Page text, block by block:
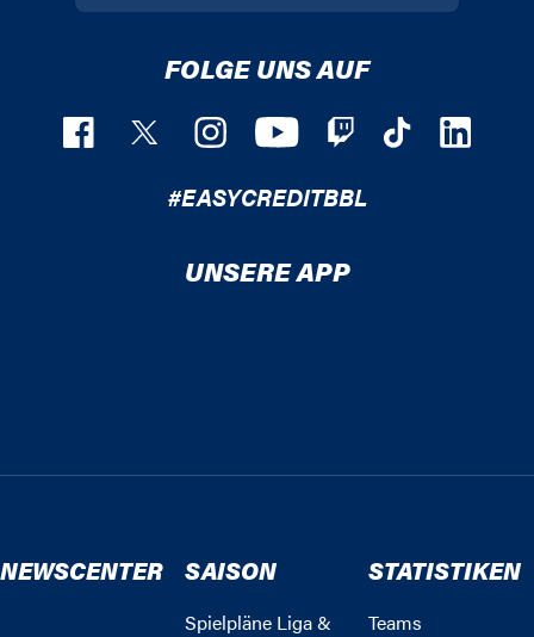
FOLGE UNS AUF
#EASYCREDITBBL
UNSERE APP
NEWSCENTER SAISON
Spielpläne Liga &
STATISTIKEN
Teams